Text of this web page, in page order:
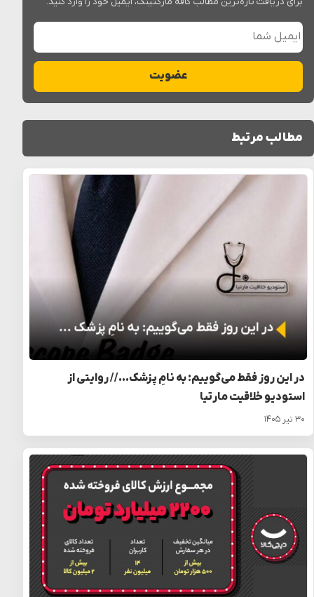
ایمیل شما
عضویت
مطالب مرتبط
در این روز فقط می‌گوییم: به نامِ پزشک… // روایتی از
استودیو خلاقیت مارتیا
۳۰ تیر ۱۴۰۵